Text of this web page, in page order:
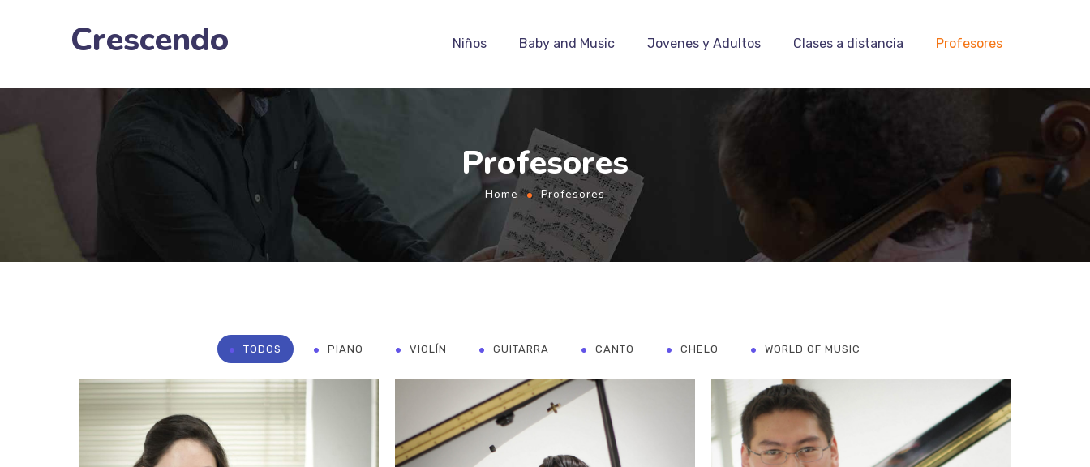
Crescendo Niños Baby and Music Jovenes y Adultos Clases a distancia Profesores
Profesores
Home Profesores
TODOS PIANO VIOLÍN GUITARRA CANTO CHELO WORLD OF MUSIC